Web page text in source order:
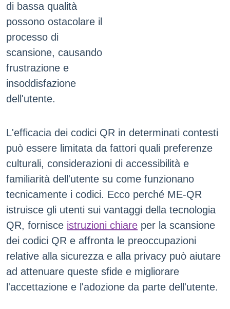
di bassa qualità
possono ostacolare il
processo di
scansione, causando
frustrazione e
insoddisfazione
dell'utente.
L'efficacia dei codici QR in determinati contesti
può essere limitata da fattori quali preferenze
culturali, considerazioni di accessibilità e
familiarità dell'utente su come funzionano
tecnicamente i codici. Ecco perché ME-QR
istruisce gli utenti sui vantaggi della tecnologia
QR, fornisce istruzioni chiare per la scansione
dei codici QR e affronta le preoccupazioni
relative alla sicurezza e alla privacy può aiutare
ad attenuare queste sfide e migliorare
l'accettazione e l'adozione da parte dell'utente.